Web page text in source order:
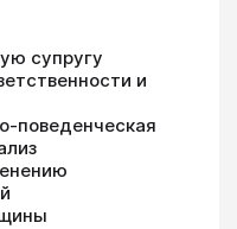
супругу
и
поведенческая